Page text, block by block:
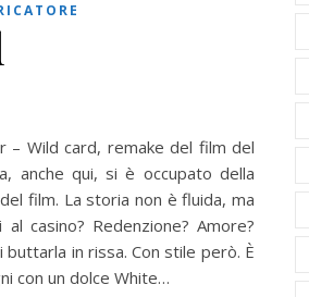
– Wild card, remake del film del
anche qui, si è occupato della
film. La storia non è fluida, ma
casino? Redenzione? Amore?
in rissa. Con stile però. È
con un dolce White…